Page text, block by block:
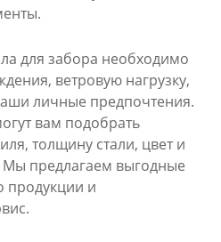
для забора необходимо
ветровую нагрузку,
личные предпочтения.
вам подобрать
толщину стали, цвет и
предлагаем выгодные
продукции и